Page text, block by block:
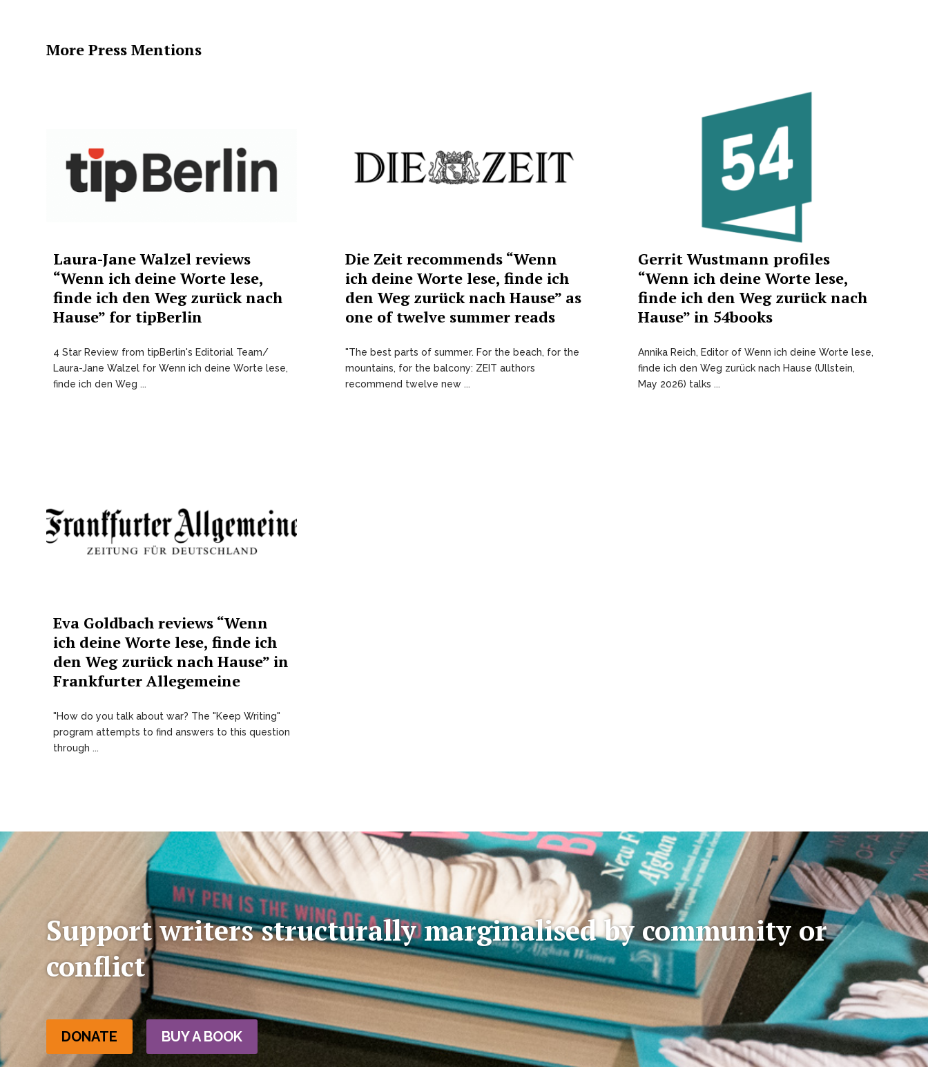
More Press Mentions
Laura-Jane Walzel reviews
“Wenn ich deine Worte lese,
finde ich den Weg zurück nach
Hause” for tipBerlin
4 Star Review from tipBerlin's Editorial Team/
Laura-Jane Walzel for Wenn ich deine Worte lese,
finde ich den Weg ...
Die Zeit recommends “Wenn
ich deine Worte lese, finde ich
den Weg zurück nach Hause” as
one of twelve summer reads
"The best parts of summer. For the beach, for the
mountains, for the balcony: ZEIT authors
recommend twelve new ...
Gerrit Wustmann profiles
“Wenn ich deine Worte lese,
finde ich den Weg zurück nach
Hause” in 54books
Annika Reich, Editor of Wenn ich deine Worte lese,
finde ich den Weg zurück nach Hause (Ullstein,
May 2026) talks ...
Eva Goldbach reviews “Wenn
ich deine Worte lese, finde ich
den Weg zurück nach Hause” in
Frankfurter Allegemeine
"How do you talk about war? The "Keep Writing"
program attempts to find answers to this question
through ...
Support writers structurally marginalised by community or
conflict
DONATE BUY A BOOK